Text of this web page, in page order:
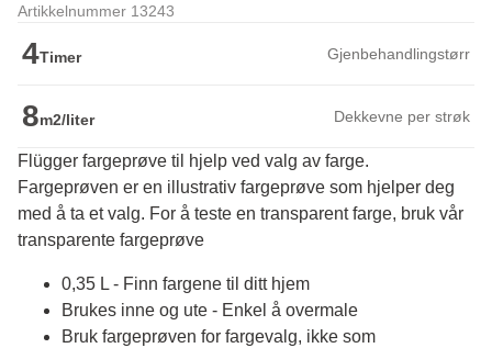
Artikkelnummer 13243
4Timer Gjenbehandlingstørr
8m2/liter Dekkevne per strøk
Flügger fargeprøve til hjelp ved valg av farge.
Fargeprøven er en illustrativ fargeprøve som hjelper deg
med å ta et valg. For å teste en transparent farge, bruk vår
transparente fargeprøve
0,35 L - Finn fargene til ditt hjem
Brukes inne og ute - Enkel å overmale
Bruk fargeprøven for fargevalg, ikke som